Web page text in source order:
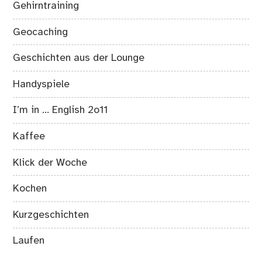
Gehirntraining
Geocaching
Geschichten aus der Lounge
Handyspiele
I’m in … English 2o11
Kaffee
Klick der Woche
Kochen
Kurzgeschichten
Laufen